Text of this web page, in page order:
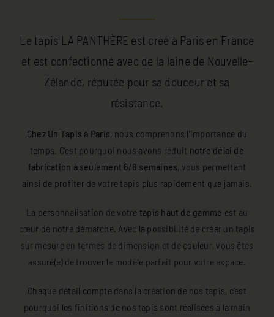
Le tapis LA PANTHÈRE est créé à Paris en France
et est confectionné avec de la laine de Nouvelle-
Zélande, réputée pour sa douceur et sa
résistance.
Chez Un Tapis à Paris, nous comprenons l’importance du
temps. C’est pourquoi nous avons réduit notre délai de
fabrication à seulement 6/8 semaines, vous permettant
ainsi de profiter de votre tapis plus rapidement que jamais.
La personnalisation de votre tapis haut de gamme est au
cœur de notre démarche. Avec la possibilité de créer un tapis
sur mesure en termes de dimension et de couleur, vous êtes
assuré(e) de trouver le modèle parfait pour votre espace.
Chaque détail compte dans la création de nos tapis, c’est
pourquoi les finitions de nos tapis sont réalisées à la main